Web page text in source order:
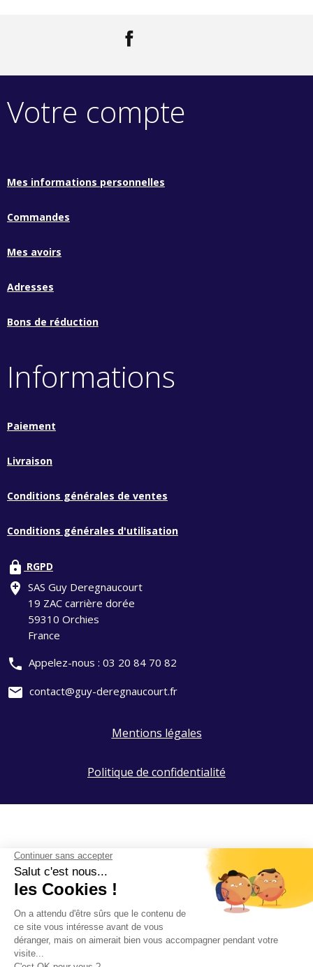
Votre compte
Mes informations personnelles
Commandes
Mes avoirs
Adresses
Bons de réduction
Informations
Paiement
Livraison
Conditions générales de ventes
Conditions générales d'utilisation
lock RGPD
add_location SAS Guy Deregnaucourt
19 ZAC carrière dorée
59310 Orchies
France
phone Appelez-nous : 03 20 84 70 82
mail contact@guy-deregnaucourt.fr
Mentions légales
Politique de confidentialité